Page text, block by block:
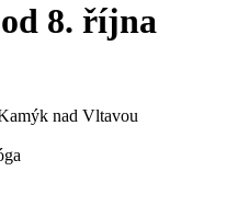
8. října
nad Vltavou